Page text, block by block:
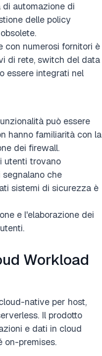
di automazione di
delle policy
con numerosi fornitori è
di rete, switch del data
essere integrati nel
può essere
hanno familiarità con la
dei firewall.
utenti trovano
segnalano che
sistemi di sicurezza è
e l'elaborazione dei
Workload
native per host,
Il prodotto
e dati in cloud
on-premises.